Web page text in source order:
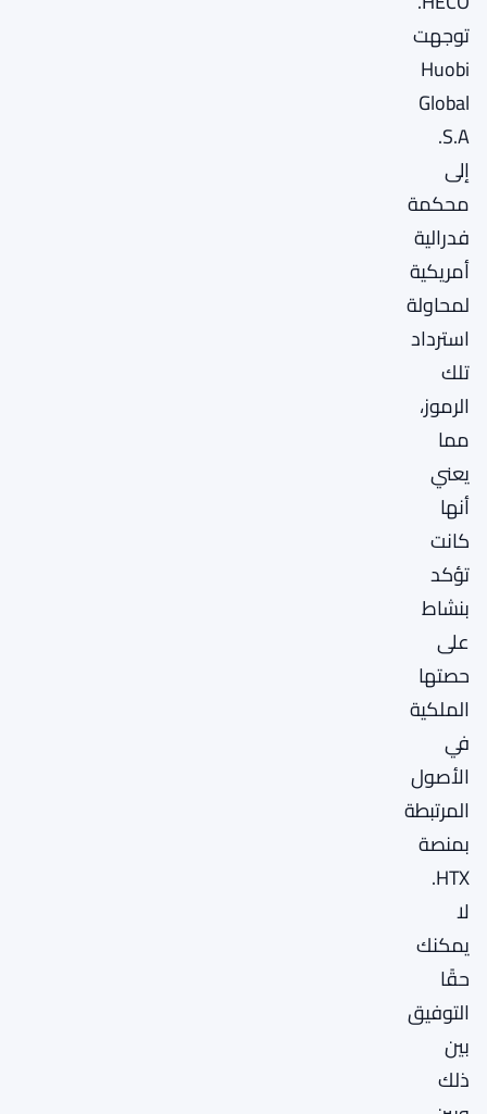
توجهت
Huobi
Global
S.A.
إلى
محكمة
فدرالية
أمريكية
لمحاولة
استرداد
تلك
الرموز،
مما
يعني
أنها
كانت
تؤكد
بنشاط
على
حصتها
الملكية
في
الأصول
المرتبطة
بمنصة
HTX.
لا
يمكنك
حقًا
التوفيق
بين
ذلك